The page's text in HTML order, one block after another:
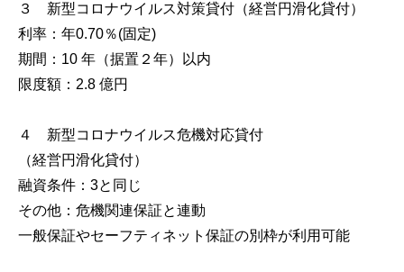
３ 新型コロナウイルス対策貸付（経営円滑化貸付）
利率：年0.70％(固定)
期間：10 年（据置２年）以内
限度額：2.8 億円
４ 新型コロナウイルス危機対応貸付
（経営円滑化貸付）
融資条件：3と同じ
その他：危機関連保証と連動
一般保証やセーフティネット保証の別枠が利用可能